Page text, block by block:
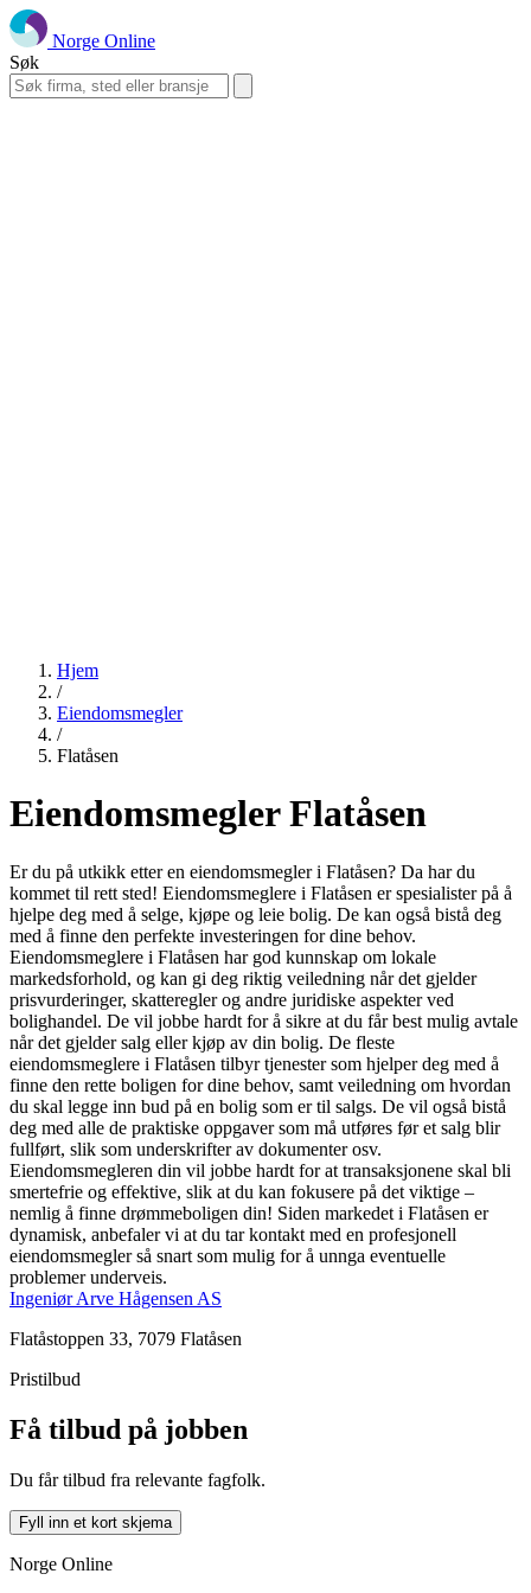
Norge Online
Søk
Hjem
/
Eiendomsmegler
/
Flatåsen
Eiendomsmegler Flatåsen
Er du på utkikk etter en eiendomsmegler i Flatåsen? Da har du
kommet til rett sted! Eiendomsmeglere i Flatåsen er spesialister på å
hjelpe deg med å selge, kjøpe og leie bolig. De kan også bistå deg
med å finne den perfekte investeringen for dine behov.
Eiendomsmeglere i Flatåsen har god kunnskap om lokale
markedsforhold, og kan gi deg riktig veiledning når det gjelder
prisvurderinger, skatteregler og andre juridiske aspekter ved
bolighandel. De vil jobbe hardt for å sikre at du får best mulig avtale
når det gjelder salg eller kjøp av din bolig. De fleste
eiendomsmeglere i Flatåsen tilbyr tjenester som hjelper deg med å
finne den rette boligen for dine behov, samt veiledning om hvordan
du skal legge inn bud på en bolig som er til salgs. De vil også bistå
deg med alle de praktiske oppgaver som må utføres før et salg blir
fullført, slik som underskrifter av dokumenter osv.
Eiendomsmegleren din vil jobbe hardt for at transaksjonene skal bli
smertefrie og effektive, slik at du kan fokusere på det viktige –
nemlig å finne drømmeboligen din! Siden markedet i Flatåsen er
dynamisk, anbefaler vi at du tar kontakt med en profesjonell
eiendomsmegler så snart som mulig for å unnga eventuelle
problemer underveis.
Ingeniør Arve Hågensen AS
Flatåstoppen 33, 7079 Flatåsen
Pristilbud
Få tilbud på jobben
Du får tilbud fra relevante fagfolk.
Fyll inn et kort skjema
Norge Online